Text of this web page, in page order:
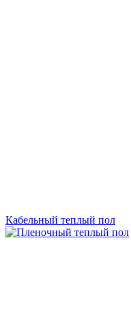
Кабельный теплый пол